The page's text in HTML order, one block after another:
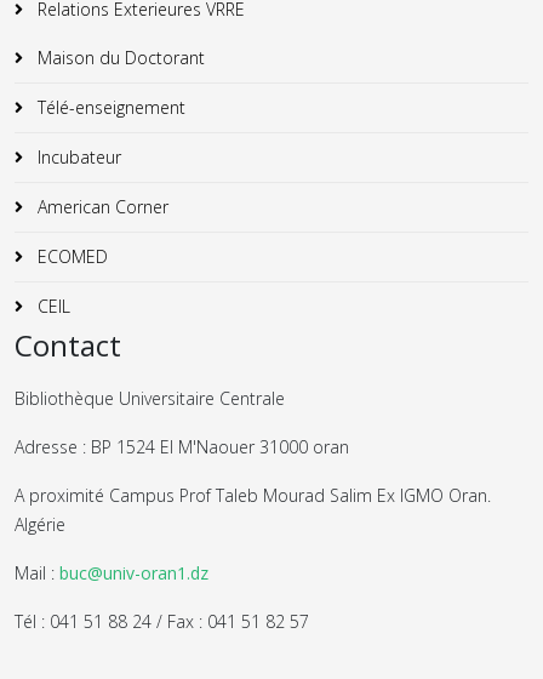
Relations Exterieures VRRE
Maison du Doctorant
Télé-enseignement
Incubateur
American Corner
ECOMED
CEIL
Contact
Bibliothèque Universitaire Centrale
Adresse : BP 1524 El M'Naouer 31000 oran
A proximité Campus Prof Taleb Mourad Salim Ex IGMO Oran.
Algérie
Mail : buc@univ-oran1.dz
Tél : 041 51 88 24 / Fax : 041 51 82 57